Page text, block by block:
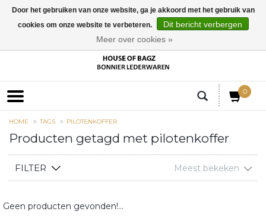
0
HOME TAGS PILOTENKOFFER
Producten getagd met pilotenkoffer
FILTER Meest bekeken
Geen producten gevonden!...
Door het gebruiken van onze website, ga je akkoord met het gebruik van
cookies om onze website te verbeteren.
Dit bericht verbergen
Meer over cookies »